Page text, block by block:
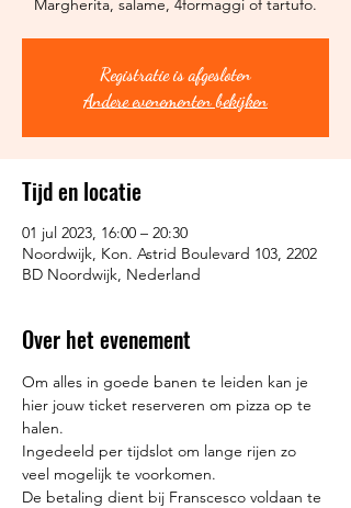
Margherita, salame, 4formaggi of tartufo.
Registratie is afgesloten
Andere evenementen bekijken
Tijd en locatie
01 jul 2023, 16:00 – 20:30
Noordwijk, Kon. Astrid Boulevard 103, 2202
BD Noordwijk, Nederland
Over het evenement
Om alles in goede banen te leiden kan je
hier jouw ticket reserveren om pizza op te
halen.
Ingedeeld per tijdslot om lange rijen zo
veel mogelijk te voorkomen.
De betaling dient bij Franscesco voldaan te